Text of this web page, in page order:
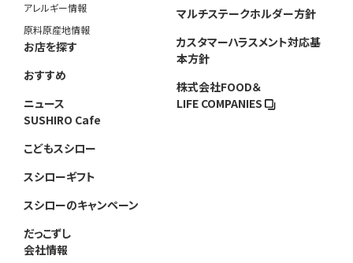
アレルギー情報
原料原産地情報
お店を探す
おすすめ
ニュース
SUSHIRO Cafe
こどもスシロー
スシローギフト
スシローのキャンペーン
だっこずし
会社情報
マルチステークホルダー方針
カスタマーハラスメント対応基
本方針
株式会社FOOD＆
LIFE COMPANIES